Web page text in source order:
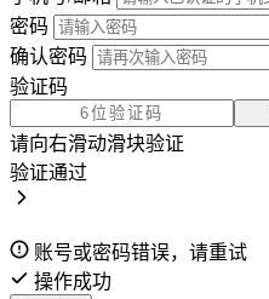
密码
确认密码
验证码
请向右滑动滑块验证
验证通过
账号或密码错误，请重试
操作成功